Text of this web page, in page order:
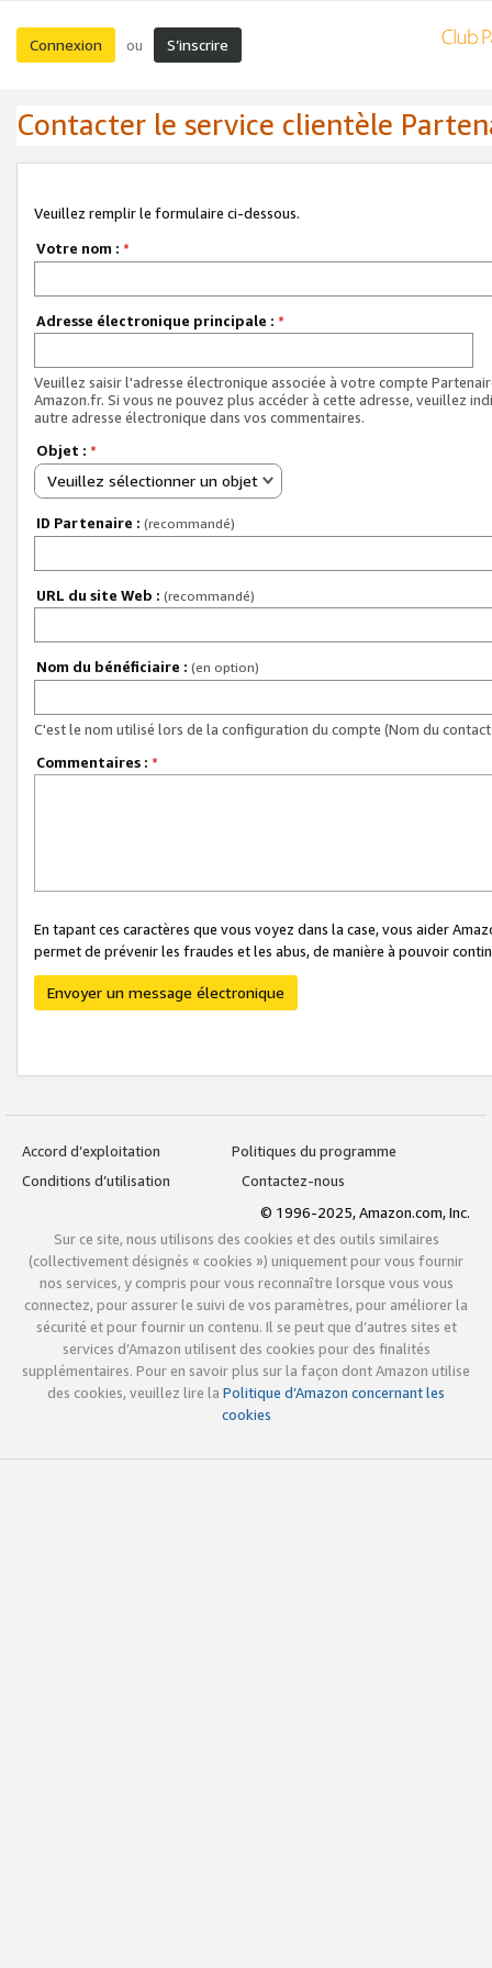
Connexion ou S’inscrire
Contacter le service clientèle
Veuillez remplir le formulaire ci-dessous.
Votre nom : *
Adresse électronique principale : *
Veuillez saisir l'adresse électronique associée à votre compte
Amazon.fr. Si vous ne pouvez plus accéder à cette adresse, veuillez
autre adresse électronique dans vos commentaires.
Objet : *
Veuillez sélectionner un objet
ID Partenaire : (recommandé)
URL du site Web : (recommandé)
Nom du bénéficiaire : (en option)
C'est le nom utilisé lors de la configuration du compte (Nom du
Commentaires : *
En tapant ces caractères que vous voyez dans la case, vous aider
permet de prévenir les fraudes et les abus, de manière à pouvoir
Envoyer un message électronique
Accord d’exploitation
Politiques du programme
Conditions d’utilisation
Contactez-nous
© 1996-2025, Amazon.com, Inc.
Sur ce site, nous utilisons des cookies et des outils similaires
(collectivement désignés « cookies ») uniquement pour vous fournir
nos services, y compris pour vous reconnaître lorsque vous vous
connectez, pour assurer le suivi de vos paramètres, pour améliorer la
sécurité et pour fournir un contenu. Il se peut que d’autres sites et
services d’Amazon utilisent des cookies pour des finalités
supplémentaires. Pour en savoir plus sur la façon dont Amazon utilise
des cookies, veuillez lire la Politique d’Amazon concernant les
cookies